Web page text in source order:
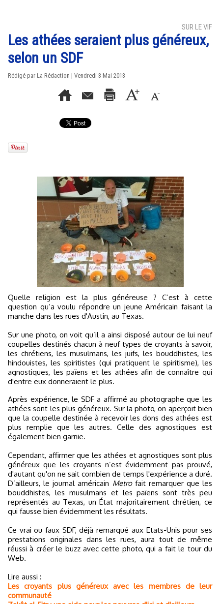
SUR LE VIF
Les athées seraient plus généreux,
selon un SDF
Rédigé par La Rédaction | Vendredi 3 Mai 2013
Quelle religion est la plus généreuse ? C’est à cette
question qu’a voulu répondre un jeune Américain faisant la
manche dans les rues d'Austin, au Texas.
Sur une photo, on voit qu’il a ainsi disposé autour de lui neuf
coupelles destinés chacun à neuf types de croyants à savoir,
les chrétiens, les musulmans, les juifs, les bouddhistes, les
hindouistes, les spiritistes (qui pratiquent le spiritisme), les
agnostiques, les païens et les athées afin de connaître qui
d'entre eux donneraient le plus.
Après expérience, le SDF a affirmé au photographe que les
athées sont les plus généreux. Sur la photo, on aperçoit bien
que la coupelle destinée à recevoir les dons des athées est
plus remplie que les autres. Celle des agnostiques est
également bien garnie.
Cependant, affirmer que les athées et agnostiques sont plus
généreux que les croyants n’est évidemment pas prouvé,
d'autant qu'on ne sait combien de temps l'expérience a duré.
D’ailleurs, le journal américain Metrofait remarquer que les
bouddhistes, les musulmans et les païens sont très peu
représentés au Texas, un État majoritairement chrétien, ce
qui fausse bien évidemment les résultats.
Ce vrai ou faux SDF, déjà remarqué aux Etats-Unis pour ses
prestations originales dans les rues, aura tout de même
réussi à créer le buzz avec cette photo, qui a fait le tour du
Web.
Lire aussi :
Les croyants plus généreux avec les membres de leur
communauté